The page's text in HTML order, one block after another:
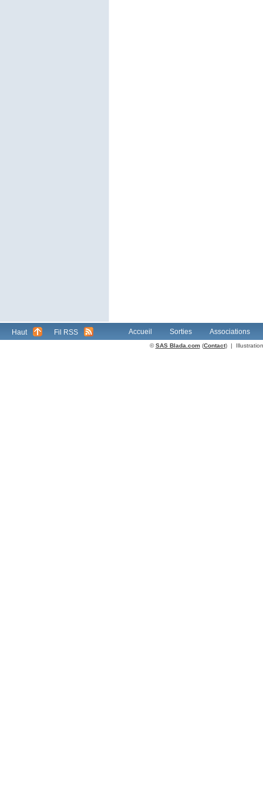
Haut Fil RSS Accueil Sorties Associations
©SAS Blada.com(Contact) |